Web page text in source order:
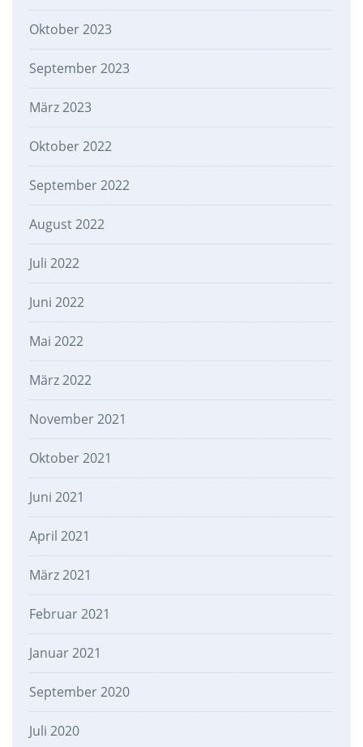
Oktober 2023
September 2023
März 2023
Oktober 2022
September 2022
August 2022
Juli 2022
Juni 2022
Mai 2022
März 2022
November 2021
Oktober 2021
Juni 2021
April 2021
März 2021
Februar 2021
Januar 2021
September 2020
Juli 2020